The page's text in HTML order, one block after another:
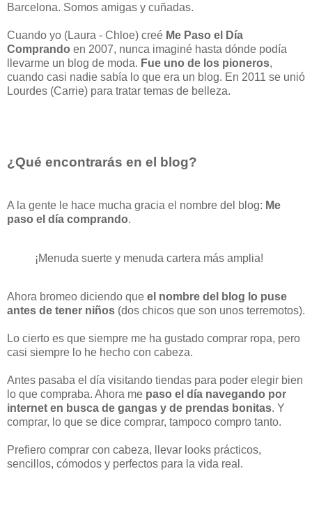
Barcelona. Somos amigas y cuñadas.
Cuando yo (Laura - Chloe) creé Me Paso el Día
Comprando en 2007, nunca imaginé hasta dónde podía
llevarme un blog de moda. Fue uno de los pioneros,
cuando casi nadie sabía lo que era un blog. En 2011 se unió
Lourdes (Carrie) para tratar temas de belleza.
¿Qué encontrarás en el blog?
A la gente le hace mucha gracia el nombre del blog: Me
paso el día comprando.
¡Menuda suerte y menuda cartera más amplia!
Ahora bromeo diciendo que el nombre del blog lo puse
antes de tener niños (dos chicos que son unos terremotos).
Lo cierto es que siempre me ha gustado comprar ropa, pero
casi siempre lo he hecho con cabeza.
Antes pasaba el día visitando tiendas para poder elegir bien
lo que compraba. Ahora me paso el día navegando por
internet en busca de gangas y de prendas bonitas. Y
comprar, lo que se dice comprar, tampoco compro tanto.
Prefiero comprar con cabeza, llevar looks prácticos,
sencillos, cómodos y perfectos para la vida real.